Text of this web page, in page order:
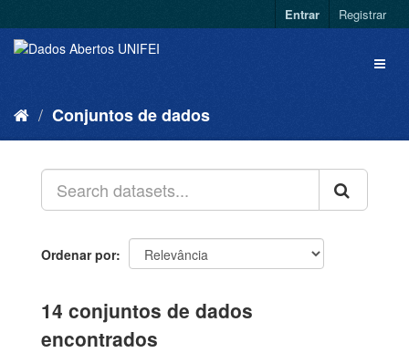
Entrar Registrar
Conjuntos de dados
Ordenar por
14 conjuntos de dados
encontrados